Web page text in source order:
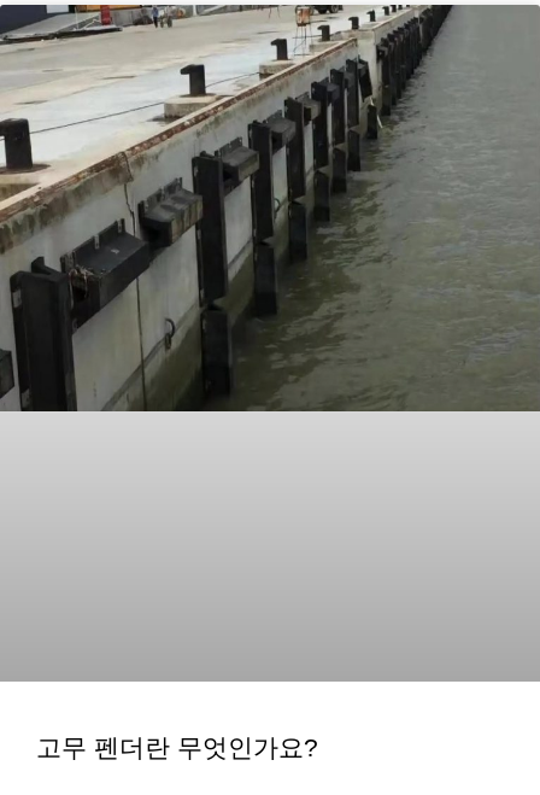
고무 펜더란 무엇인가요?